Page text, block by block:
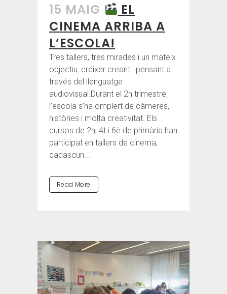
15 MAIG
EL
CINEMA ARRIBA A
L’ESCOLA!
Tres tallers, tres mirades i un mateix
objectiu: créixer creant i pensant a
través del llenguatge
audiovisual.Durant el 2n trimestre,
l’escola s’ha omplert de càmeres,
històries i molta creativitat. Els
cursos de 2n, 4t i 6è de primària han
participat en tallers de cinema,
cadascun...
Read More